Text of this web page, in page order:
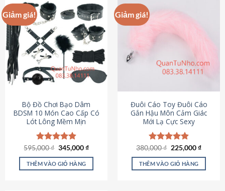
có
nhiều
biến
thể.
Các
tùy
chọn
có
chọn
trên
trang
sản
phẩm
biến
thể.
chọn
chọn
trên
trang
sản
phẩm
Giảm giá!
Bộ Đồ Chơi Bạo Dâm
BDSM 10 Món Cao Cấp Có
Lót Lông Mềm Mịn
Được xếp
hạng4.88
5 sao
595,000₫ Giá
là:
595,000 ₫.
345,000₫Giá
tại
THÊM VÀO GIỎ HÀNG
Giảm giá!
Đuôi Cáo Toy Đuôi Cáo
Gắn Hậu Môn Cảm Giác
Mới Lạ Cực Sexy
Được xếp
hạng4.88
5 sao
380,000₫ Giá
là:
380,000 ₫.
225,000₫Giá
tại
THÊM VÀO GIỎ HÀNG